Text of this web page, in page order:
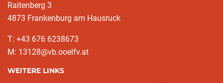
Raitenberg 3
4873 Frankenburg am Hausruck
T: +43 676 6238673
M: 13128@vb.ooelfv.at
WEITERE LINKS